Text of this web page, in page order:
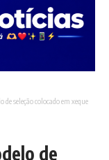
seleção colocado em xeque
de